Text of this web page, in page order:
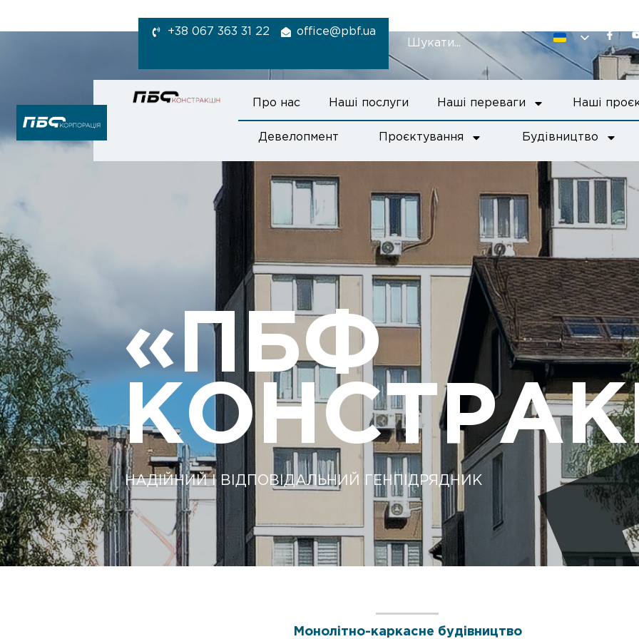
+38 067 363 31 22 office@pbf.ua
Про нас Наші послуги Наші переваги Наші
Девелопмент Проєктування Будівництво
«ПБФ
НАДІЙНИЙ І ВІДПОВІДАЛЬНИЙ ГЕНПІДРЯДНИК
Монолітно-каркасне будівництво